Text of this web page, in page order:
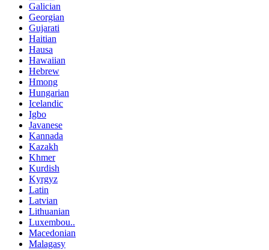
Galician
Georgian
Gujarati
Haitian
Hausa
Hawaiian
Hebrew
Hmong
Hungarian
Icelandic
Igbo
Javanese
Kannada
Kazakh
Khmer
Kurdish
Kyrgyz
Latin
Latvian
Lithuanian
Luxembou..
Macedonian
Malagasy